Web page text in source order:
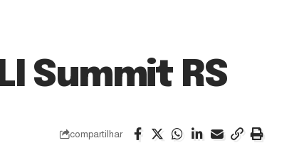
Summit RS
compartilhar